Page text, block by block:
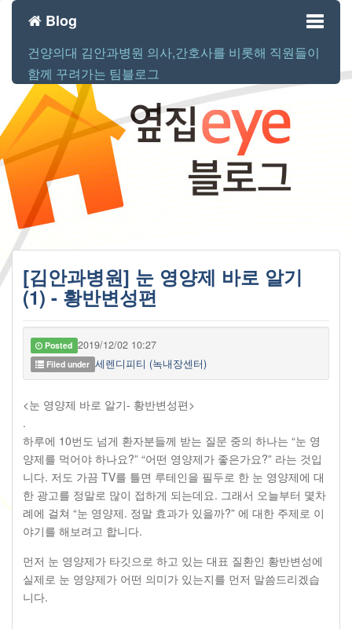
Toggle
Blog
건양의대 김안과병원 의사,간호사를 비롯해 직원들이
함께 꾸려가는 팀블로그
[김안과병원] 눈 영양제 바로 알기
(1) - 황반변성편
Posted 2019/12/02 10:27
Filed under 세렌디피티 (녹내장센터)
<눈 영양제 바로 알기- 황반변성편>
.
하루에 10번도 넘게 환자분들께 받는 질문 중의 하나는 “눈 영
양제를 먹어야 하나요?” “어떤 영양제가 좋은가요?” 라는 것입
니다. 저도 가끔 TV를 틀면 루테인을 필두로 한 눈 영양제에 대
한 광고를 정말로 많이 접하게 되는데요. 그래서 오늘부터 몇차
례에 걸쳐 “눈 영양제. 정말 효과가 있을까?” 에 대한 주제로 이
야기를 해보려고 합니다.
먼저 눈 영양제가 타깃으로 하고 있는 대표 질환인 황반변성에
실제로 눈 영양제가 어떤 의미가 있는지를 먼저 말씀드리겠습
니다.